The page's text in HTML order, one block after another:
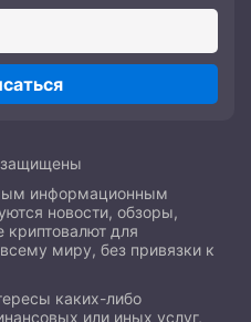
защищены
информационным
новости, обзоры,
криптовалют для
миру, без привязки к
каких-либо
или иных услуг,